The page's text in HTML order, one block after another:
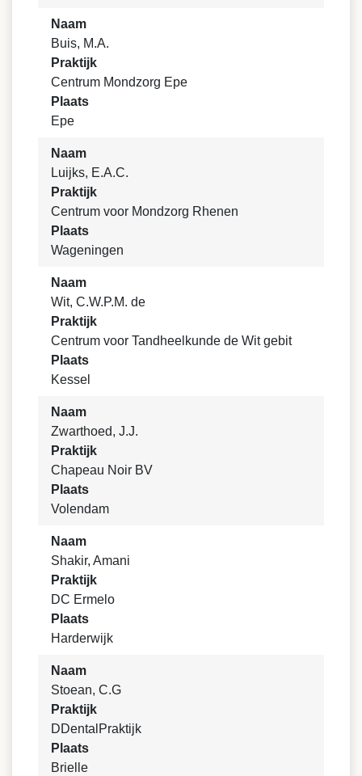
Naam
Buis, M.A.
Praktijk
Centrum Mondzorg Epe
Plaats
Epe
Naam
Luijks, E.A.C.
Praktijk
Centrum voor Mondzorg Rhenen
Plaats
Wageningen
Naam
Wit, C.W.P.M. de
Praktijk
Centrum voor Tandheelkunde de Wit gebit
Plaats
Kessel
Naam
Zwarthoed, J.J.
Praktijk
Chapeau Noir BV
Plaats
Volendam
Naam
Shakir, Amani
Praktijk
DC Ermelo
Plaats
Harderwijk
Naam
Stoean, C.G
Praktijk
DDentalPraktijk
Plaats
Brielle